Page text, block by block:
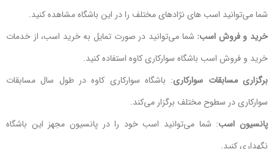
شما می‌توانید اسب های نژادهای مختلف را در این باشگاه مشاهده کنید.
خرید و فروش اسب: شما می‌توانید در صورت تمایل به خرید اسب، از خدمات
خرید و فروش اسب باشگاه سوارکاری کاوه استفاده کنید.
برگزاری مسابقات سوارکاری: باشگاه سوارکاری کاوه در طول سال مسابقات
سوارکاری در سطوح مختلف برگزار می‌کند.
پانسیون اسب: شما می‌توانید اسب خود را در پانسیون مجهز این باشگاه
نگهداری کنید.